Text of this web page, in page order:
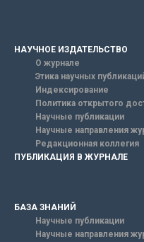
НАУЧНОЕ ИЗДАТЕЛЬСТВО
О журнале
Этика научных
Индексирование
Политика открытого
Научные публикации
Научные направления
Редакционная коллегия
ПУБЛИКАЦИЯ В ЖУРНАЛЕ
БАЗА ЗНАНИЙ
Научные публикации
Научные направления